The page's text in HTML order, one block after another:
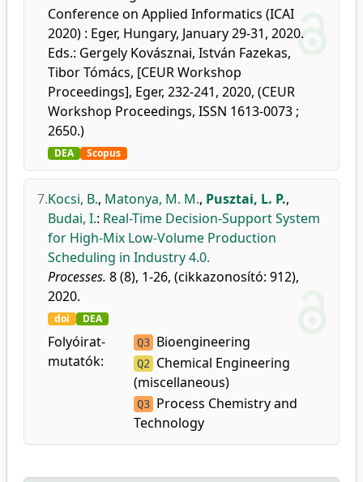
Conference on Applied Informatics (ICAI
2020) : Eger, Hungary, January 29-31, 2020.
Eds.: Gergely Kovásznai, István Fazekas,
Tibor Tómács, [CEUR Workshop
Proceedings], Eger, 232-241, 2020, (CEUR
Workshop Proceedings, ISSN 1613-0073 ;
2650.)
DEA Scopus
7.Kocsi, B., Matonya, M. M., Pusztai, L. P.,
Budai, I.: Real-Time Decision-Support System
for High-Mix Low-Volume Production
Scheduling in Industry 4.0.
Processes. 8 (8), 1-26, (cikkazonosító: 912),
2020.
doi DEA
Folyóirat-
mutatók:
Q3 Bioengineering
Q2 Chemical Engineering
(miscellaneous)
Q3 Process Chemistry and
Technology